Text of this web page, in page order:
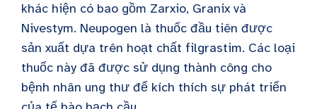
khác hiện có bao gồm Zarxio, Granix và
Nivestym. Neupogen là thuốc đầu tiên được
sản xuất dựa trên hoạt chất filgrastim. Các loại
thuốc này đã được sử dụng thành công cho
bệnh nhân ung thư để kích thích sự phát triển